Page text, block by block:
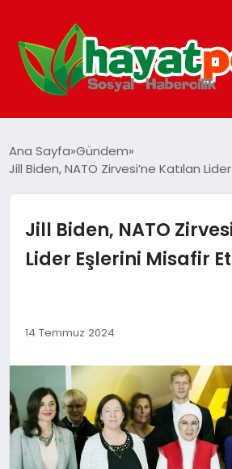
GUNCEL
SPOR & FITNESS
EĞITIM
Ana Sayfa Gündem
Jill Biden, NATO Zirvesi’ne Katılan
Jill Biden, NATO
Lider Eşlerini Misafir
14 Temmuz 2024